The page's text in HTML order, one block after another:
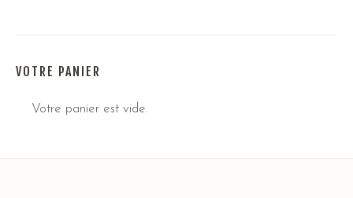
VOTRE PANIER
Votre panier est vide.